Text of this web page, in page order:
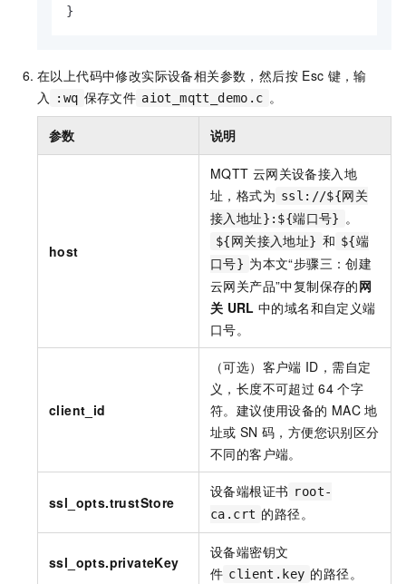
}
在以上代码中修改实际设备相关参数，然后按 Esc 键，输
入
:wq 保存文件 aiot_mqtt_demo.c 。
参数 说明
host
MQTT 云网关设备接入地
址，格式为 ssl://${网关
接入地址}:${端口号} 。
${网关接入地址} 和 ${端
口号} 为本文“步骤三：创建
云网关产品”中复制保存的网
关 URL 中的域名和自定义端
口号。
client_id
（可选）客户端 ID，需自定
义，长度不可超过 64 个字
符。建议使用设备的 MAC 地
址或 SN 码，方便您识别区分
不同的客户端。
ssl_opts.trustStore
设备端根证书 root-
ca.crt 的路径。
ssl_opts.privateKey
设备端密钥文
件 client.key 的路径。